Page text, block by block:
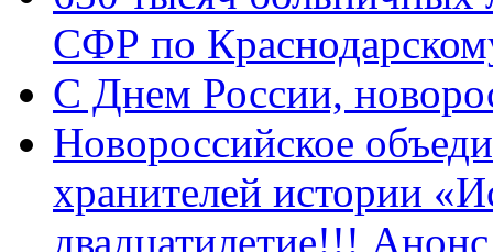
СФР по
C Днем России,
Новороссийское
хранителей истории
двадцатилетие!!!